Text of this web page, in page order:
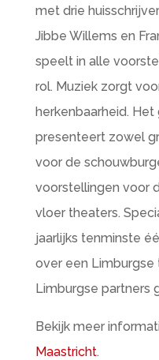
met drie
Jibbe Willems en
speelt in alle
rol. Muziek zorgt
herkenbaarheid.
presenteert zowel
voor de
voorstellingen voor
vloer theaters.
jaarlijks tenminste
over een
Limburgse partners
Bekijk meer
Maastricht.